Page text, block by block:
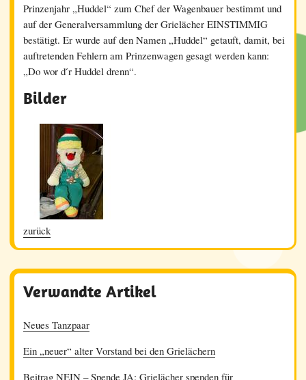
Prinzenjahr „Huddel“ zum Chef der Wagenbauer bestimmt und
auf der Generalversammlung der Grielächer EINSTIMMIG
bestätigt. Er wurde auf den Namen „Huddel“ getauft, damit, bei
auftretenden Fehlern am Prinzenwagen gesagt werden kann:
„Do wor d ́r Huddel drenn“.
Bilder
zurück
Verwandte Artikel
Neues Tanzpaar
Ein „neuer“ alter Vorstand bei den Grielächern
Beitrag NEIN – Spende JA: Grielächer spenden für